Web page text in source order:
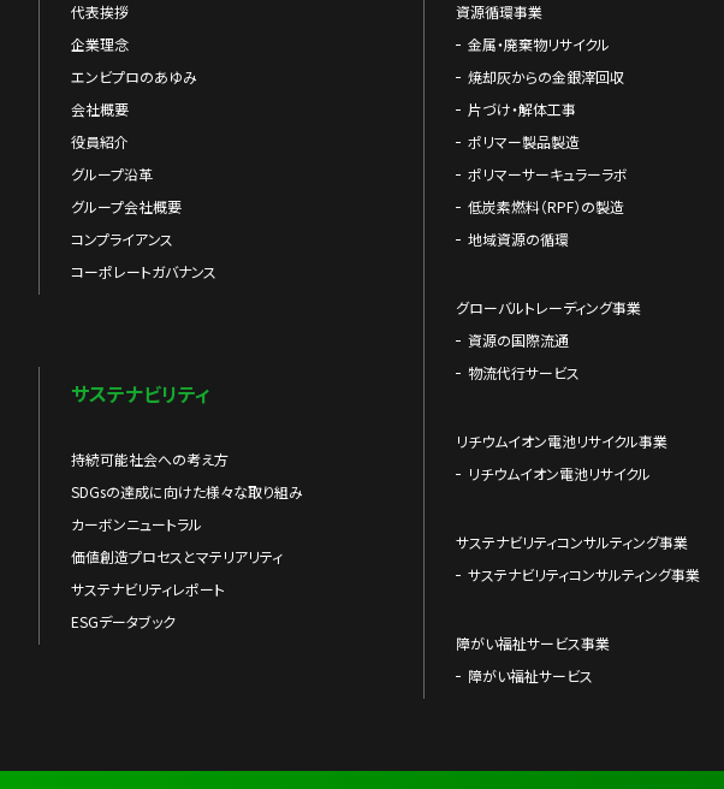
代表挨拶
企業理念
エンビプロのあゆみ
会社概要
役員紹介
グループ沿革
グループ会社概要
コンプライアンス
コーポレートガバナンス
資源循環事業
金属・廃棄物リサイクル
焼却灰からの金銀滓回収
片づけ・解体工事
ポリマー製品製造
ポリマーサーキュラーラボ
低炭素燃料（RPF）の製造
地域資源の循環
グローバルトレーディング事業
資源の国際流通
物流代行サービス
リチウムイオン電池リサイクル事業
リチウムイオン電池リサイクル
サステナビリティコンサルティング事業
サステナビリティコンサルティング事業
障がい福祉サービス事業
障がい福祉サービス
サステナビリティ
持続可能社会への考え方
SDGsの達成に向けた様々な取り組み
カーボンニュートラル
価値創造プロセスとマテリアリティ
サステナビリティレポート
ESGデータブック